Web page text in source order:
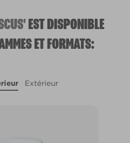
EST DISPONIBLE
ET FORMATS:
Extérieur